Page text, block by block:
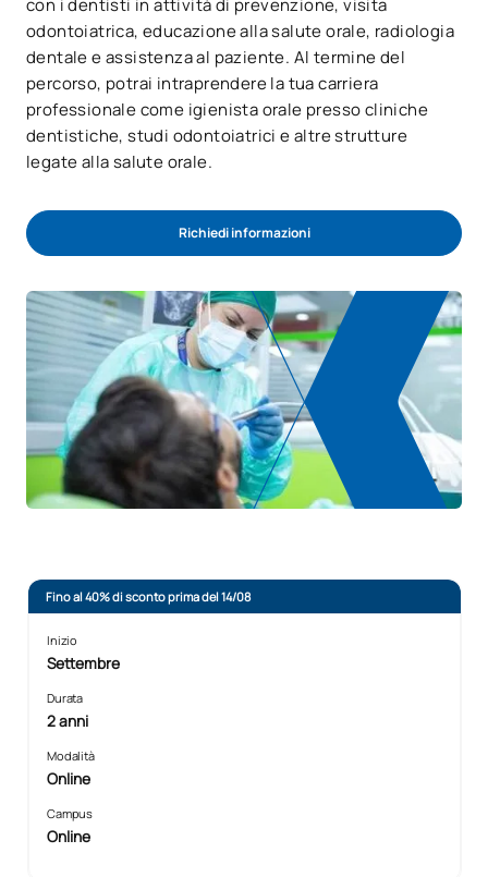
con i dentisti in attività di prevenzione, visita
odontoiatrica, educazione alla salute orale, radiologia
dentale e assistenza al paziente. Al termine del
percorso, potrai intraprendere la tua carriera
professionale come igienista orale presso cliniche
dentistiche, studi odontoiatrici e altre strutture
legate alla salute orale.
Richiedi informazioni
Fino al 40% di sconto prima del 14/08
Inizio
Settembre
Durata
2 anni
Modalità
Online
Campus
Online